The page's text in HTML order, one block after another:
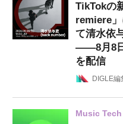
TikTokの
remiere
て清水依
——8月8
を配信
DIGLE編
Music Tech